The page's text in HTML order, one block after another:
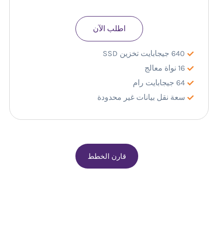
640 جيجابايت تخزين SSD
16 نواة معالج
64 جيجابايت رام
سعة نقل بيانات غير محدودة
اطلب الآن
قارن الخطط